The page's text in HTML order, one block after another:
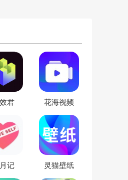
君 花海视频
记 灵猫壁纸